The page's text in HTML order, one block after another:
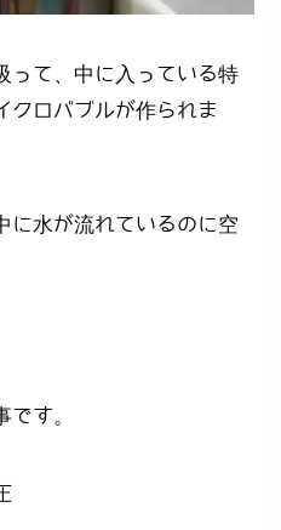
って、中に入っている特
クロバブルが作られま
に水が流れているのに空
です。